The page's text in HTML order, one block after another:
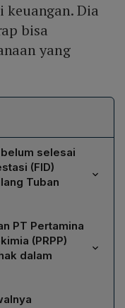
keuangan. Dia
bisa
yang
selesai
(FID)
Tuban
yang masih
perhitungan
dari hasil
produk
fosil; ketiga,
PT Pertamina
(PRPP)
dalam
Petrokimia